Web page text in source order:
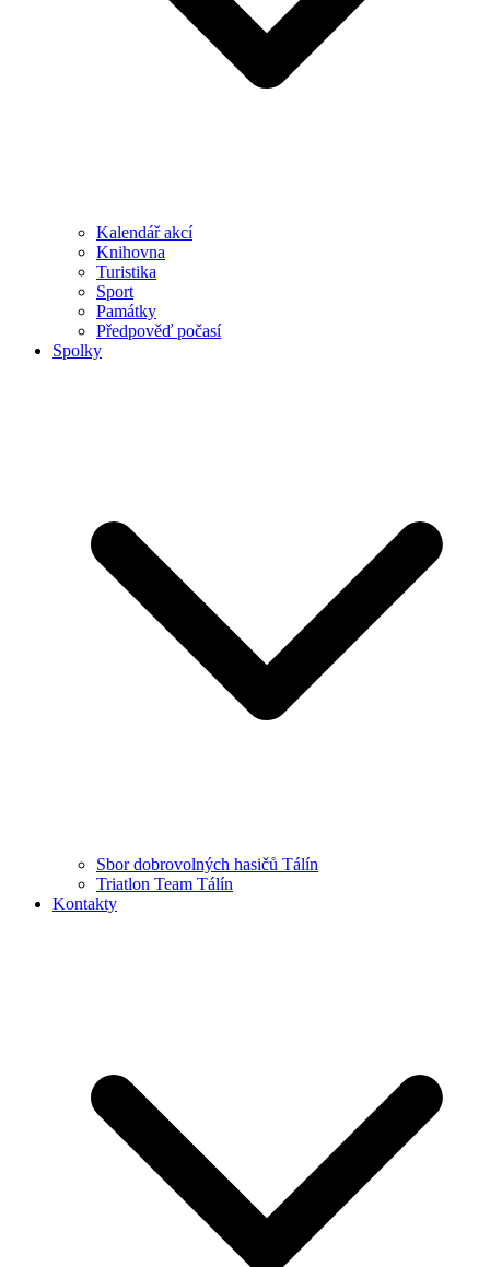
Kalendář akcí
Knihovna
Turistika
Sport
Památky
Předpověď počasí
Spolky
Sbor dobrovolných hasičů Tálín
Triatlon Team Tálín
Kontakty